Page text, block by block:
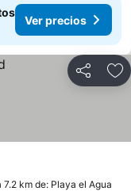
Ver precios
Compartir
km de: Playa el Agua